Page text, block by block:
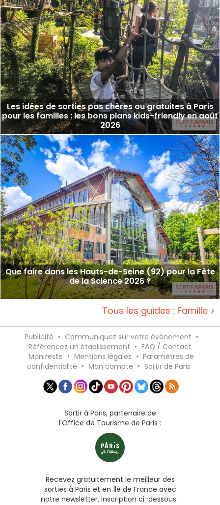
Les idées de sorties pas chères ou gratuites à Paris
pour les familles : les bons plans kids-friendly en août
2026
Que faire dans les Hauts-de-Seine (92) pour la Fête
de la Science 2026 ?
Tous les guides : Famille >
Publicité • Communiquez sur votre événement •
Référencez un établissement • FAQ / Contact
Manifeste • Mentions légales • Paramètres de
confidentialité • Mon compte • Sortir de Paris
Sortir à Paris, partenaire de
l'Office de Tourisme de Paris :
Recevez gratuitement le meilleur des
sorties à Paris et en Île de France avec
notre newsletter, inscription ci-dessous :